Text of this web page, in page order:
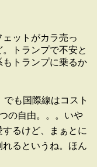
ットがカラ売っ
トランプで不安と
トランプに乗るか
も国際線はコスト
の自由。。。いや
るけど、まぁとに
るというね。ほん